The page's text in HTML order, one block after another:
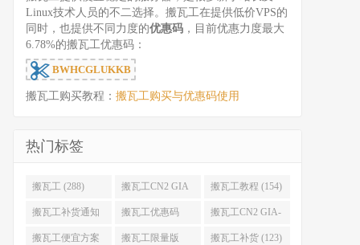
Linux技术人员的不二选择。搬瓦工在提供低价VPS的
同时，也提供不同力度的优惠码 ，目前优惠力度最大
6.78%的搬瓦工优惠码：
BWHCGLUKKB
搬瓦工购买教程： 搬瓦工购买与优惠码使用
热门标签
搬瓦工 (288) 搬瓦工CN2 GIA
(176)
搬瓦工教程 (154)
搬瓦工补货通知
(132)
搬瓦工优惠码
(131)
搬瓦工CN2 GIA-
E (130)
搬瓦工便宜方案 搬瓦工限量版 搬瓦工补货 (123)